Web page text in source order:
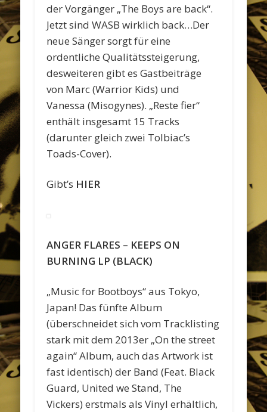
der Vorgänger „The Boys are back“.
Jetzt sind WASB wirklich back…Der
neue Sänger sorgt für eine
ordentliche Qualitätssteigerung,
desweiteren gibt es Gastbeiträge
von Marc (Warrior Kids) und
Vanessa (Misogynes). „Reste fier“
enthält insgesamt 15 Tracks
(darunter gleich zwei Tolbiac’s
Toads-Cover).
Gibt’s HIER
ANGER FLARES – KEEPS ON
BURNING LP (BLACK)
„Music for Bootboys“ aus Tokyo,
Japan! Das fünfte Album
(überschneidet sich vom Tracklisting
stark mit dem 2013er „On the street
again“ Album, auch das Artwork ist
fast identisch) der Band (Feat. Black
Guard, United we Stand, The
Vickers) erstmals als Vinyl erhältlich,